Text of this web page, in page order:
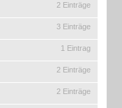
2 Einträge
3 Einträge
1 Eintrag
2 Einträge
2 Einträge